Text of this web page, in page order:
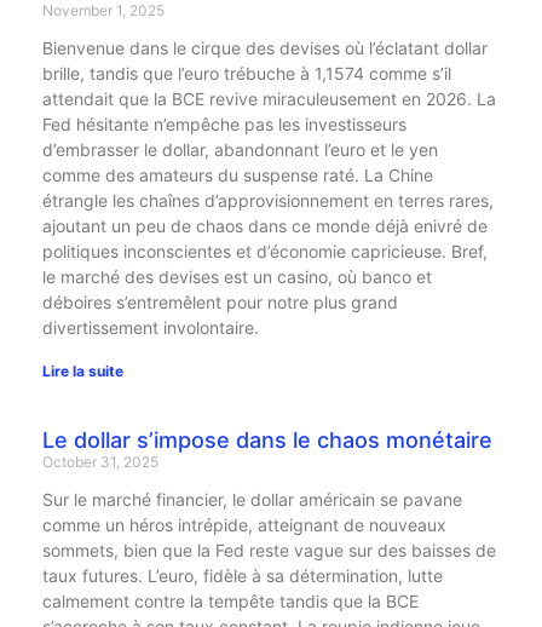
November 1, 2025
Bienvenue dans le cirque des devises où l’éclatant dollar
brille, tandis que l’euro trébuche à 1,1574 comme s’il
attendait que la BCE revive miraculeusement en 2026. La
Fed hésitante n’empêche pas les investisseurs
d’embrasser le dollar, abandonnant l’euro et le yen
comme des amateurs du suspense raté. La Chine
étrangle les chaînes d’approvisionnement en terres rares,
ajoutant un peu de chaos dans ce monde déjà enivré de
politiques inconscientes et d’économie capricieuse. Bref,
le marché des devises est un casino, où banco et
déboires s’entremêlent pour notre plus grand
divertissement involontaire.
Lire la suite
Le dollar s’impose dans le chaos monétaire
October 31, 2025
Sur le marché financier, le dollar américain se pavane
comme un héros intrépide, atteignant de nouveaux
sommets, bien que la Fed reste vague sur des baisses de
taux futures. L’euro, fidèle à sa détermination, lutte
calmement contre la tempête tandis que la BCE